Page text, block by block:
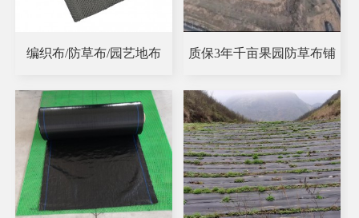
编织布/防草布/园艺地布 质保3年千亩果园防草布铺